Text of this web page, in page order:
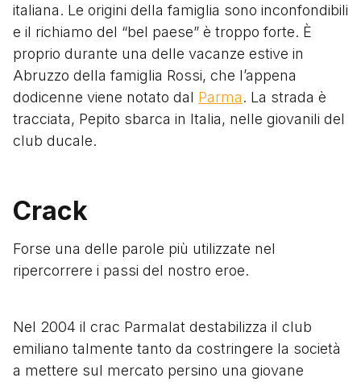
italiana. Le origini della famiglia sono inconfondibili
e il richiamo del “bel paese” è troppo forte. È
proprio durante una delle vacanze estive in
Abruzzo della famiglia Rossi, che l’appena
dodicenne viene notato dal Parma. La strada è
tracciata, Pepito sbarca in Italia, nelle giovanili del
club ducale.
Crack
Forse una delle parole più utilizzate nel
ripercorrere i passi del nostro eroe.
Nel 2004 il crac Parmalat destabilizza il club
emiliano talmente tanto da costringere la società
a mettere sul mercato persino una giovane